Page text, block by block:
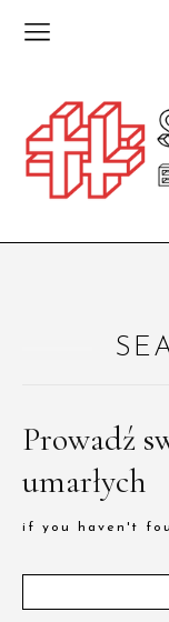
Prowadź
umarłych
if you haven't